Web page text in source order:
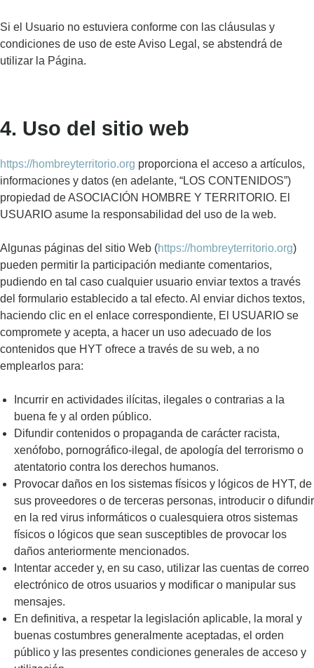
Si el Usuario no estuviera conforme con las cláusulas y
condiciones de uso de este Aviso Legal, se abstendrá de
utilizar la Página.
4. Uso del sitio web
https://hombreyterritorio.org proporciona el acceso a artículos,
informaciones y datos (en adelante, “LOS CONTENIDOS”)
propiedad de ASOCIACIÓN HOMBRE Y TERRITORIO. El
USUARIO asume la responsabilidad del uso de la web.
Algunas páginas del sitio Web (https://hombreyterritorio.org)
pueden permitir la participación mediante comentarios,
pudiendo en tal caso cualquier usuario enviar textos a través
del formulario establecido a tal efecto. Al enviar dichos textos,
haciendo clic en el enlace correspondiente, El USUARIO se
compromete y acepta, a hacer un uso adecuado de los
contenidos que HYT ofrece a través de su web, a no
emplearlos para:
Incurrir en actividades ilícitas, ilegales o contrarias a la
buena fe y al orden público.
Difundir contenidos o propaganda de carácter racista,
xenófobo, pornográfico-ilegal, de apología del terrorismo o
atentatorio contra los derechos humanos.
Provocar daños en los sistemas físicos y lógicos de HYT, de
sus proveedores o de terceras personas, introducir o difundir
en la red virus informáticos o cualesquiera otros sistemas
físicos o lógicos que sean susceptibles de provocar los
daños anteriormente mencionados.
Intentar acceder y, en su caso, utilizar las cuentas de correo
electrónico de otros usuarios y modificar o manipular sus
mensajes.
En definitiva, a respetar la legislación aplicable, la moral y
buenas costumbres generalmente aceptadas, el orden
público y las presentes condiciones generales de acceso y